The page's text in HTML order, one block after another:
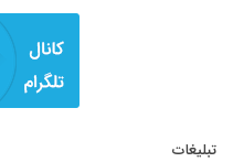
تبلیغات